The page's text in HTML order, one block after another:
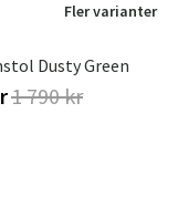
Fler varianter
Dusty Green
1 790 kr